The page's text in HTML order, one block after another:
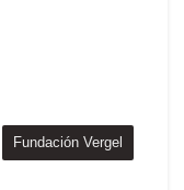
Fundación Vergel